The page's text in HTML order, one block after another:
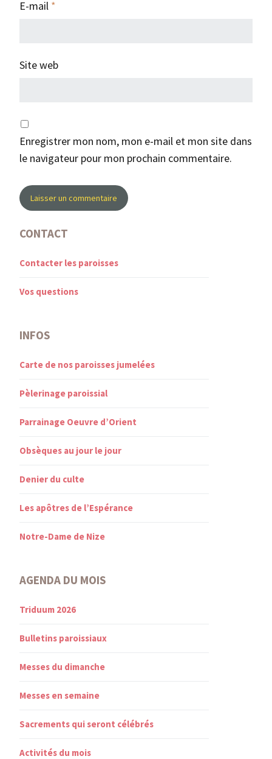
E-mail *
Site web
Enregistrer mon nom, mon e-mail et mon site dans
le navigateur pour mon prochain commentaire.
CONTACT
Contacter les paroisses
Vos questions
INFOS
Carte de nos paroisses jumelées
Pèlerinage paroissial
Parrainage Oeuvre d’Orient
Obsèques au jour le jour
Denier du culte
Les apôtres de l’Espérance
Notre-Dame de Nize
AGENDA DU MOIS
Triduum 2026
Bulletins paroissiaux
Messes du dimanche
Messes en semaine
Sacrements qui seront célébrés
Activités du mois